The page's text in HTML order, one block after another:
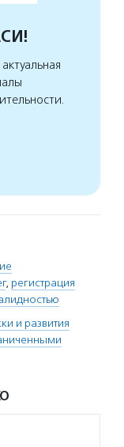
, регистрация
и развития